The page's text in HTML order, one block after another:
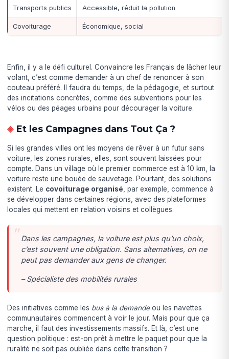
Transports publics Accessible, réduit la pollution
Covoiturage Économique, social
Enfin, il y a le défi culturel. Convaincre les Français de lâcher leur
volant, c’est comme demander à un chef de renoncer à son
couteau préféré. Il faudra du temps, de la pédagogie, et surtout
des incitations concrètes, comme des subventions pour les
vélos ou des péages urbains pour décourager la voiture.
Et les Campagnes dans Tout Ça ?
Si les grandes villes ont les moyens de rêver à un futur sans
voiture, les zones rurales, elles, sont souvent laissées pour
compte. Dans un village où le premier commerce est à 10 km, la
voiture reste une bouée de sauvetage. Pourtant, des solutions
existent. Le covoiturage organisé , par exemple, commence à
se développer dans certaines régions, avec des plateformes
locales qui mettent en relation voisins et collègues.
Dans les campagnes, la voiture est plus qu’un choix,
c’est souvent une obligation. Sans alternatives, on ne
peut pas demander aux gens de changer.
– Spécialiste des mobilités rurales
Des initiatives comme les bus à la demandeou les navettes
communautaires commencent à voir le jour. Mais pour que ça
marche, il faut des investissements massifs. Et là, c’est une
question politique : est-on prêt à mettre le paquet pour que la
ruralité ne soit pas oubliée dans cette transition ?